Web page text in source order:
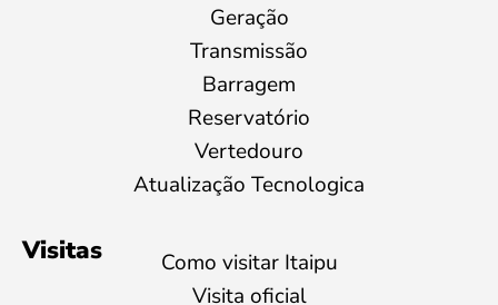
Geração
Transmissão
Barragem
Reservatório
Vertedouro
Atualização Tecnologica
Visitas
Como visitar Itaipu
Visita oficial